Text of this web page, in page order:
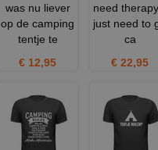
was nu liever
op de camping
tentje te
€ 12,95
need
just need to
ca
€ 22,95